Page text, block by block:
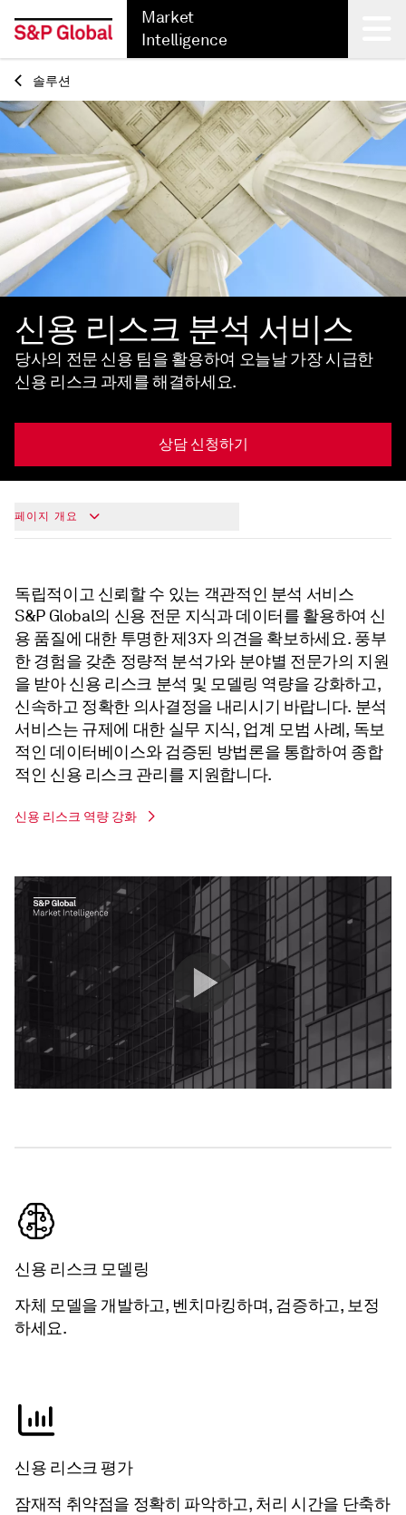
Market
Intelligence
Back
솔루션
신용 리스크 분석 서비스
당사의 전문 신용 팀을 활용하여 오늘날 가장 시급한
신용 리스크 과제를 해결하세요.
상담 신청하기
페이지 개요
독립적이고 신뢰할 수 있는 객관적인 분석 서비스
S&P Global의 신용 전문 지식과 데이터를 활용하여 신
용 품질에 대한 투명한 제3자 의견을 확보하세요. 풍부
한 경험을 갖춘 정량적 분석가와 분야별 전문가의 지원
을 받아 신용 리스크 분석 및 모델링 역량을 강화하고,
신속하고 정확한 의사결정을 내리시기 바랍니다. 분석
서비스는 규제에 대한 실무 지식, 업계 모범 사례, 독보
적인 데이터베이스와 검증된 방법론을 통합하여 종합
적인 신용 리스크 관리를 지원합니다.
신용 리스크 역량 강화
신용 리스크 모델링
자체 모델을 개발하고, 벤치마킹하며, 검증하고, 보정
하세요.
신용 리스크 평가
잠재적 취약점을 정확히 파악하고, 처리 시간을 단축하